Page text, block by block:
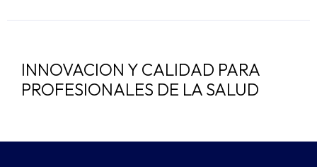
INNOVACION Y CALIDAD PARA
PROFESIONALES DE LA SALUD